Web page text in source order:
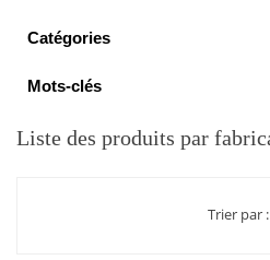
Catégories
Mots-clés
Liste des produits par
Trier par :